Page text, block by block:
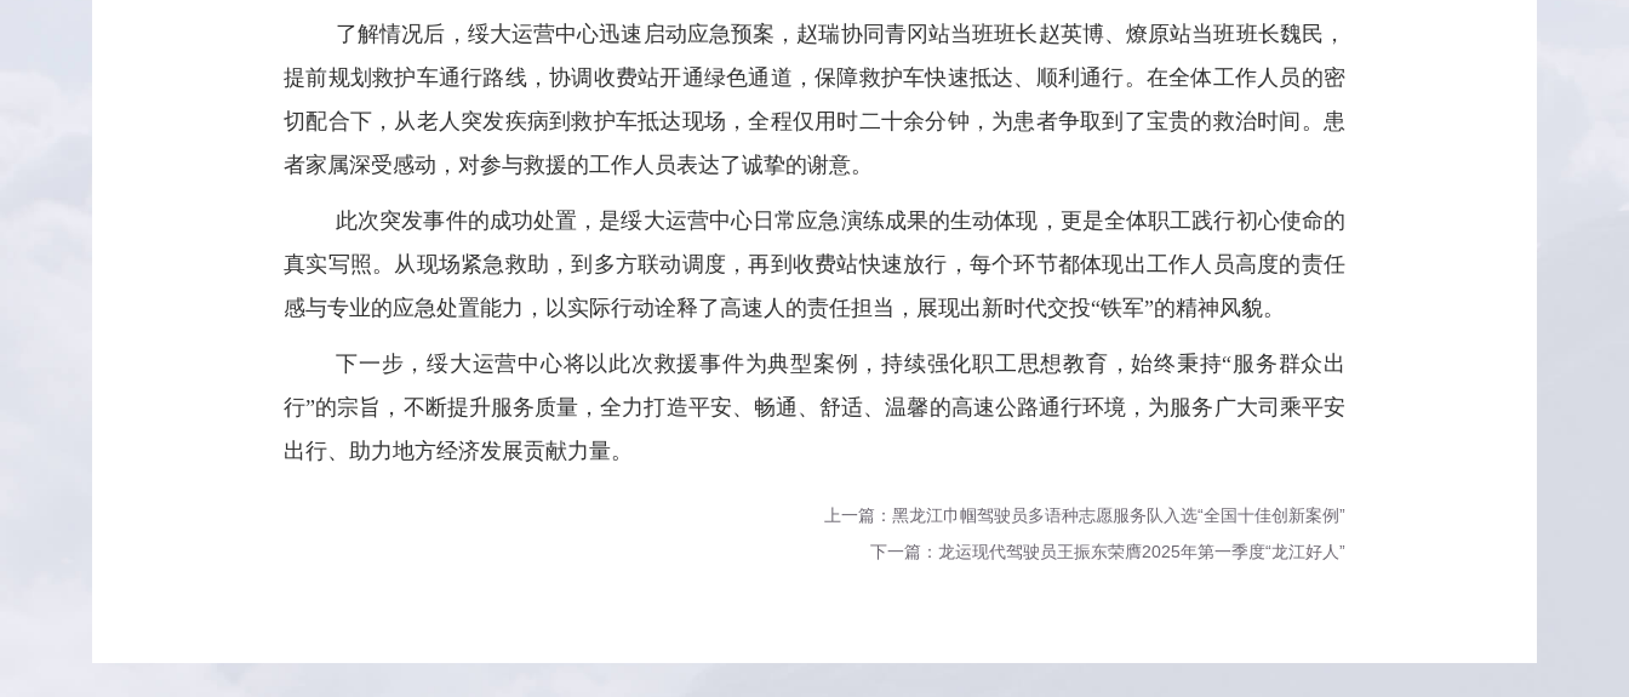
了解情况后，绥大运营中心迅速启动应急预案，赵瑞协同青冈站当班班长赵英博、燎原站当班班长魏民，
提前规划救护车通行路线，协调收费站开通绿色通道，保障救护车快速抵达、顺利通行。在全体工作人员的密
切配合下，从老人突发疾病到救护车抵达现场，全程仅用时二十余分钟，为患者争取到了宝贵的救治时间。患
者家属深受感动，对参与救援的工作人员表达了诚挚的谢意。
此次突发事件的成功处置，是绥大运营中心日常应急演练成果的生动体现，更是全体职工践行初心使命的
真实写照。从现场紧急救助，到多方联动调度，再到收费站快速放行，每个环节都体现出工作人员高度的责任
感与专业的应急处置能力，以实际行动诠释了高速人的责任担当，展现出新时代交投“铁军”的精神风貌。
下一步，绥大运营中心将以此次救援事件为典型案例，持续强化职工思想教育，始终秉持“服务群众出
行”的宗旨，不断提升服务质量，全力打造平安、畅通、舒适、温馨的高速公路通行环境，为服务广大司乘平安
出行、助力地方经济发展贡献力量。
上一篇：黑龙江巾帼驾驶员多语种志愿服务队入选“全国十佳创新案例”
下一篇：龙运现代驾驶员王振东荣膺2025年第一季度“龙江好人”